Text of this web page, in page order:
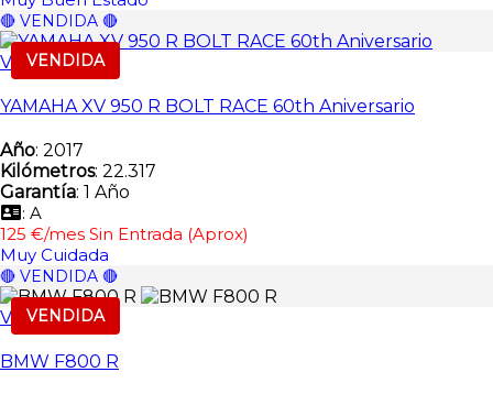
🔴 VENDIDA 🔴
VENDIDA
Vendida
YAMAHA XV 950 R BOLT RACE 60th Aniversario
Año: 2017
Kilómetros: 22.317
Garantía: 1 Año
: A
125 €/mes Sin Entrada (Aprox)
Muy Cuidada
🔴 VENDIDA 🔴
VENDIDA
Vendida
BMW F800 R